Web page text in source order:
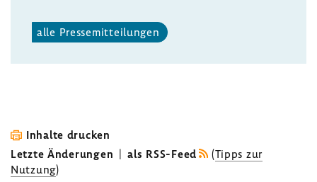
alle Pres­se­mit­tei­lungen
Inhalte drucken
Letzte Änderungen | als RSS-Feed (Tipps zur
Nutzung)